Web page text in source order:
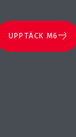
UPPTÄCK M6